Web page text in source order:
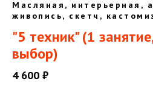
Масляная, интерьерная,
живопись, скетч,
"5 техник" (1
выбор)
4 600 ₽